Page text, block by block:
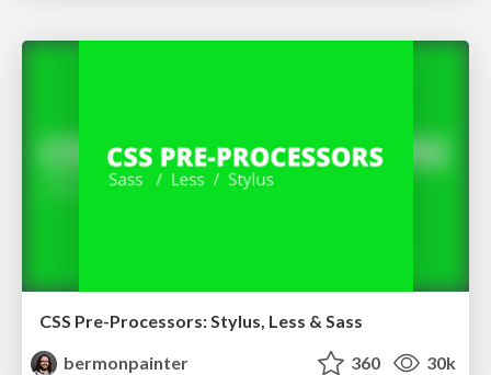
CSS Pre-Processors: Stylus, Less & Sass
bermonpainter
360 30k